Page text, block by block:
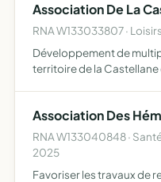
Association De La
RNA W133033807 ·
Développement de
territoire de la
Association Des
RNA W133040848 ·
2025
Favoriser les travaux de